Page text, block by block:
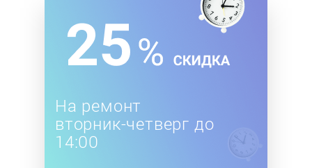
На ремонт
вторник-четверг до
14:00